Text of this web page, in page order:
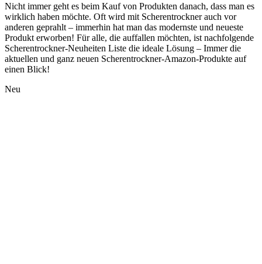
Nicht immer geht es beim Kauf von Produkten danach, dass man es
wirklich haben möchte. Oft wird mit Scherentrockner auch vor
anderen geprahlt – immerhin hat man das modernste und neueste
Produkt erworben! Für alle, die auffallen möchten, ist nachfolgende
Scherentrockner-Neuheiten Liste die ideale Lösung – Immer die
aktuellen und ganz neuen Scherentrockner-Amazon-Produkte auf
einen Blick!
Neu